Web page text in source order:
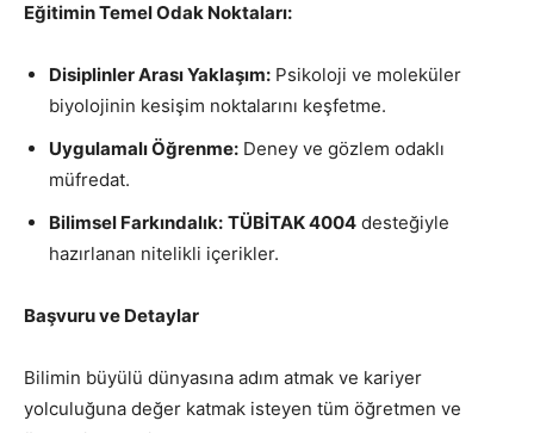
Eğitimin Temel Odak Noktaları:
Disiplinler Arası Yaklaşım: Psikoloji ve moleküler
biyolojinin kesişim noktalarını keşfetme.
Uygulamalı Öğrenme: Deney ve gözlem odaklı
müfredat.
Bilimsel Farkındalık: TÜBİTAK 4004 desteğiyle
hazırlanan nitelikli içerikler.
Başvuru ve Detaylar
Bilimin büyülü dünyasına adım atmak ve kariyer
yolculuğuna değer katmak isteyen tüm öğretmen ve